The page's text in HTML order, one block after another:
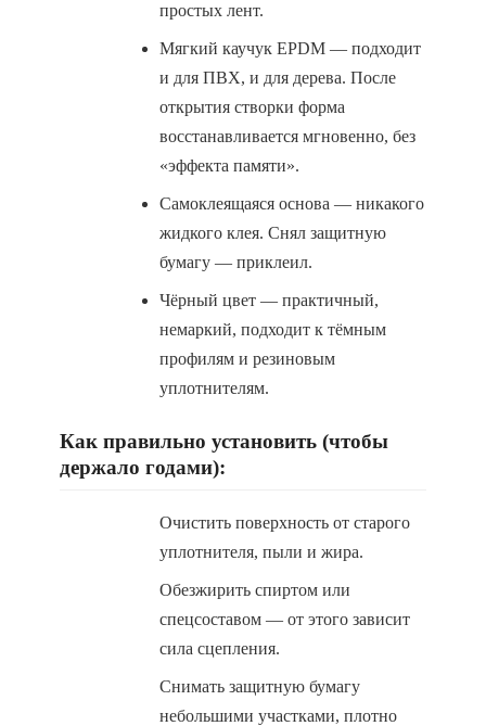
простых лент.
Мягкий каучук EPDM — подходит
и для ПВХ, и для дерева. После
открытия створки форма
восстанавливается мгновенно, без
«эффекта памяти».
Самоклеящаяся основа — никакого
жидкого клея. Снял защитную
бумагу — приклеил.
Чёрный цвет — практичный,
немаркий, подходит к тёмным
профилям и резиновым
уплотнителям.
Как правильно установить (чтобы
держало годами):
Очистить поверхность от старого
уплотнителя, пыли и жира.
Обезжирить спиртом или
спецсоставом — от этого зависит
сила сцепления.
Снимать защитную бумагу
небольшими участками, плотно